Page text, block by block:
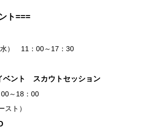
ト===
） 11：00～17：30
ベント スカウトセッション
～18：00
スト）